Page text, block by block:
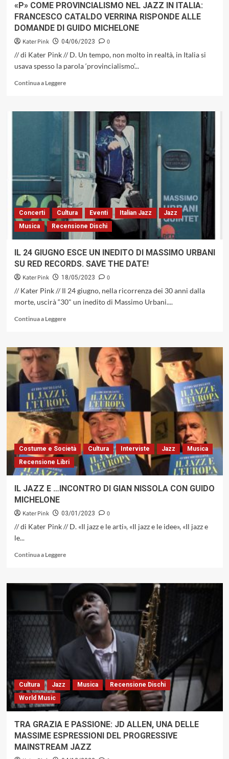
«P» COME PROVINCIALISMO NEL JAZZ IN ITALIA:
FRANCESCO CATALDO VERRINA RISPONDE ALLE
DOMANDE DI GUIDO MICHELONE
Kater Pink 04/06/2023
0
// di Kater Pink // D. Un tempo, non molto in realtà, in Italia si
usava spesso la parola ‘provincialismo’...
Continua a LeggereLeggi
su
PROVINCIALISMO
NEL
JAZZ
ITALIA:
FRANCESCO
CATALDO
VERRINA
RISPONDE
ALLE
DOMANDE
GUIDO
MICHELONE
Concerti Cultura Eventi Italian Jazz
Jazz
Musica
Recensione Dischi
IL 24 GIUGNO ESCE UN INEDITO DI MASSIMO URBANI
SU RED RECORDS. SAVE THE DATE!
Kater Pink 18/05/2023
0
// Kater Pink // Il 24 giugno, nella ricorrenza dei 30 anni dalla
morte, uscirà “30" un inedito di Massimo Urbani....
Continua a LeggereLeggi
su
24
GIUGNO
ESCE
UN
INEDITO
DI
MASSIMO
SU
RED
RECORDS.
SAVE
DATE!
Costume e Società Cultura Interviste Jazz
Musica
Recensione Libri
IL JAZZ E …INCONTRO DI GIAN NISSOLA CON GUIDO
MICHELONE
Kater Pink 03/01/2023
0
// di Kater Pink // D. «Il jazz e le arti», «Il jazz e le idee», «Il jazz e
le...
Continua a LeggereLeggi
su
IL
INCONTRO
DI
CON
GUIDO
MICHELONE
Cultura Jazz Musica
Recensione Dischi
World Music
TRA GRAZIA E PASSIONE: JD ALLEN, UNA DELLE
MASSIME ESPRESSIONI DEL PROGRESSIVE
MAINSTREAM JAZZ